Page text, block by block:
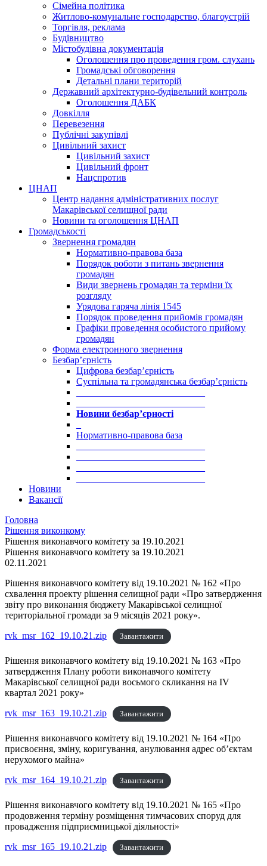
Сімейна політика
Житлово-комунальне господарство, благоустрій
Торгівля, реклама
Будівництво
Містобудівна документація
Оголошення про проведення гром. слухань
Громадські обговорення
Детальні плани територій
Державний архітектурно-будівельний контроль
Оголошення ДАБК
Довкілля
Перевезення
Публічні закупівлі
Цивільний захист
Цивільний захист
Цивільний фронт
Нацспротив
ЦНАП
Центр надання адміністративних послуг
Макарівської селищної ради
Новини та оголошення ЦНАП
Громадськості
Звернення громадян
Нормативно-правова база
Порядок роботи з питань звернення
громадян
Види звернень громадян та терміни їх
розгляду
Урядова гаряча лінія 1545
Порядок проведення прийомів громадян
Графіки проведення особистого прийому
громадян
Форма електронного звернення
Безбар’єрність
Цифрова безбар’єрність
Суспільна та громадянська безбар’єрність
Новини безбар’єрності
Нормативно-правова база
Новини
Вакансії
Головна
Рішення виконкому
Рішення виконавчого комітету за 19.10.2021
Рішення виконавчого комітету за 19.10.2021
02.11.2021
Рішення виконавчого комітету від 19.10.2021 № 162 «Про
схвалення проекту рішення селищної ради «Про затвердження
звіту про виконання бюджету Макарівської селищної
територіальної громади за 9 місяців 2021 року».
rvk_msr_162_19.10.21.zip
Завантажити
Рішення виконавчого комітету від 19.10.2021 № 163 «Про
затвердження Плану роботи виконавчого комітету
Макарівської селищної ради восьмого скликання на IV
квартал 2021 року»
rvk_msr_163_19.10.21.zip
Завантажити
Рішення виконавчого комітету від 19.10.2021 № 164 «Про
присвоєння, зміну, коригування, анулювання адрес об’єктам
нерухомого майна»
rvk_msr_164_19.10.21.zip
Завантажити
Рішення виконавчого комітету від 19.10.2021 № 165 «Про
продовження терміну розміщення тимчасових споруд для
провадження підприємницької діяльності»
rvk_msr_165_19.10.21.zip
Завантажити